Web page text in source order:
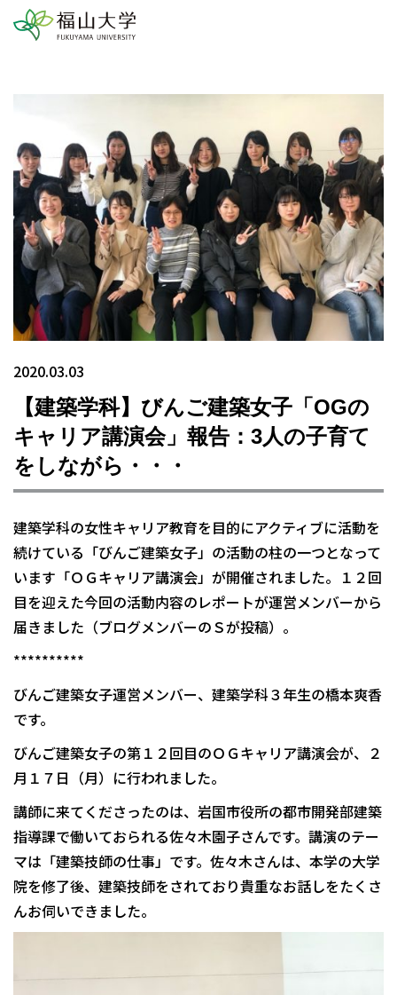
2020.03.03
【建築学科】びんご建築女子「OGの
キャリア講演会」報告：3人の子育て
をしながら・・・
建築学科の女性キャリア教育を目的にアクティブに活動を
続けている「びんご建築女子」の活動の柱の一つとなって
います「ＯＧキャリア講演会」が開催されました。１２回
目を迎えた今回の活動内容のレポートが運営メンバーから
届きました（ブログメンバーのＳが投稿）。
**********
びんご建築女子運営メンバー、建築学科３年生の橋本爽香
です。
びんご建築女子の第１２回目のＯＧキャリア講演会が、２
月１７日（月）に行われました。
講師に来てくださったのは、岩国市役所の都市開発部建築
指導課で働いておられる佐々木園子さんです。講演のテー
マは「建築技師の仕事」です。佐々木さんは、本学の大学
院を修了後、建築技師をされており貴重なお話しをたくさ
んお伺いできました。